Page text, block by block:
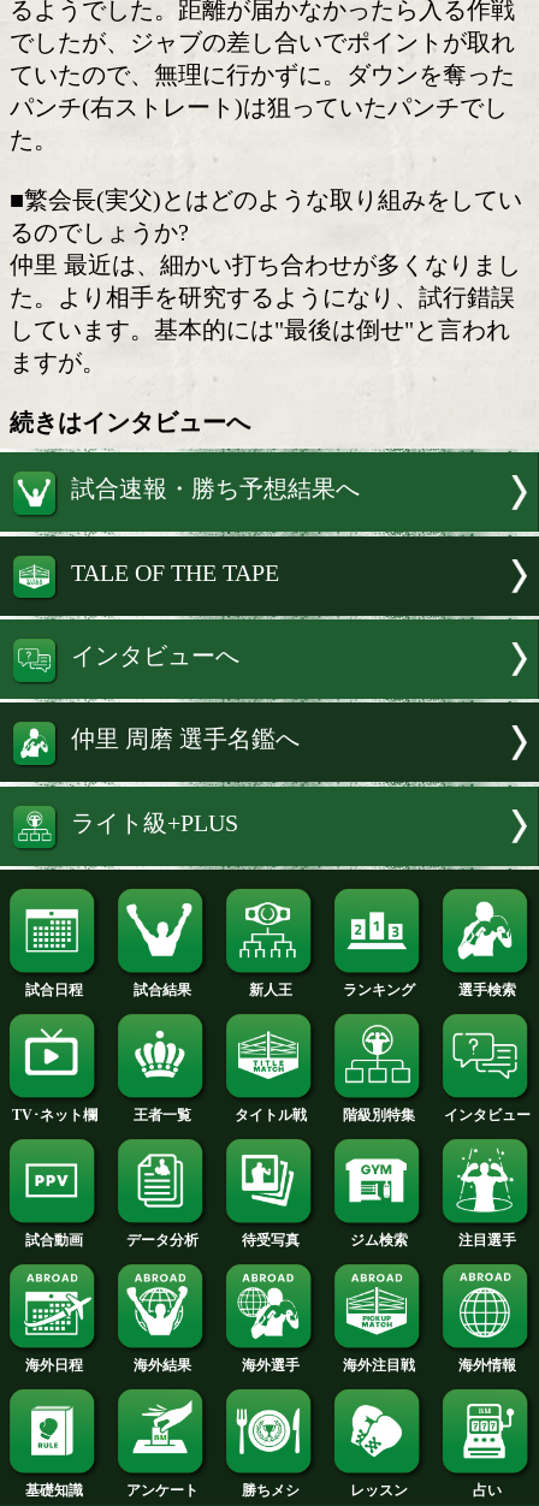
とは噛み合うと思います。
■仲里選手は、これまでサウスポーとの
多いですが。
仲里 苦手ではないですが、やっぱり右
がいいですよ(笑)。
■前回の王座決定戦を振り返って。
仲里 もう少し距離が遠いのかなと思っ
たが、自分のペースで戦うことができ
しては、なかなか出てこないので、戸
るようでした。距離が届かなかったら
でしたが、ジャブの差し合いでポイン
ていたので、無理に行かずに。ダウン
パンチ(右ストレート)は狙っていたパン
た。
■繁会長(実父)とはどのような取り組み
るのでしょうか?
仲里 最近は、細かい打ち合わせが多く
た。より相手を研究するようになり、
しています。基本的には"最後は倒せ"と
ますが。
続きはインタビューへ
試合速報・勝ち予想結果へ
TALE OF THE TAPE
インタビューへ
仲里 周磨 選手名鑑へ
ライト級+PLUS